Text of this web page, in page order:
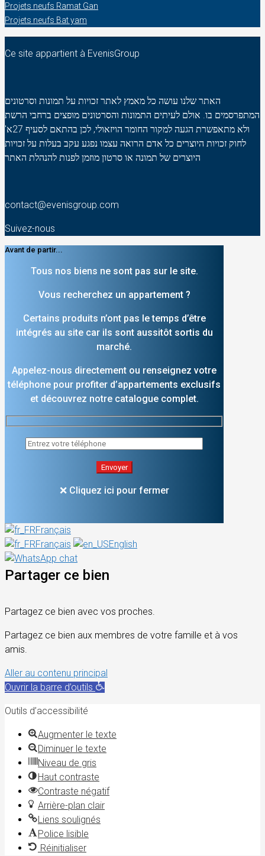
Projets neufs Ramat Gan
Projets neufs Bat yam
Ce site appartient à EvenisGroup
האתר שלנו עושה כל מאמץ לאתר זכויות על תמונות וסרטונים
המתפרסמים בו. אולם לעיתים התמונות והסרטונים מופצים ברחבי הרשת
ולא מתאפשרת הגעה למקור החומר הויזאולי, לכן בהתאם לסעיף 27א'
לחוק זכויות היוצרים כל אדם הרואה עצמו נפגע עקב בעלות על זכויות
היוצרים של תמונה או סרטון מוזמן לפנות להנהלת האתר
contact@evenisgroup.com
Suivez-nous
Avant de partir...
Tous nos biens ne sont pas sur le site.
Vous recherchez un appartement ?
Certains produits n’ont pas le temps d’être
intégrés au site car ils sont aussitôt sortis du
marché.
Appelez-nous directement ou renseignez votre
téléphone pour profiter d’appartements exclusifs
et découvrez notre catalogue complet.
❌ Cliquez ici pour fermer
Français
Français
English
Partager ce bien
Partagez ce bien avec vos proches.
Partagez ce bien aux membres de votre famille et à vos
amis.
Aller au contenu principal
Ouvrir la barre d’outils
Outils d’accessibilité
Augmenter le texte
Diminuer le texte
Niveau de gris
Haut contraste
Contraste négatif
Arrière-plan clair
Liens soulignés
Police lisible
Réinitialiser